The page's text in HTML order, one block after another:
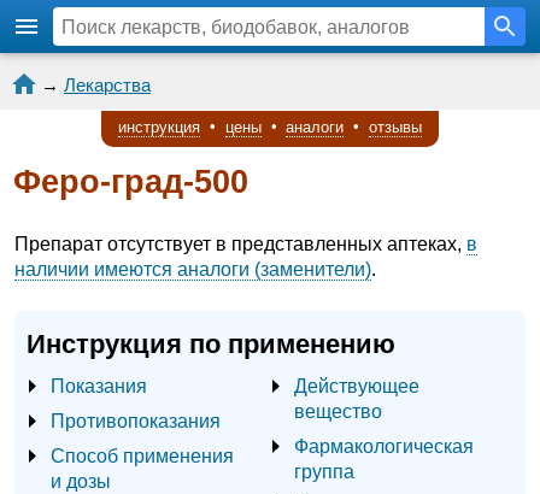
→ Лекарства
инструкция • цены • аналоги • отзывы
Феро-град-500
Препарат отсутствует в представленных аптеках, в
наличии имеются аналоги (заменители).
Инструкция по применению
Показания
Противопоказания
Способ применения
и дозы
Действующее
вещество
Фармакологическая
группа